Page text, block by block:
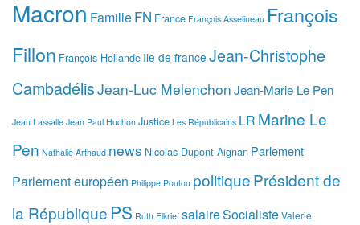
Macron FamilleFN France François Asselineau François
Fillon François Hollande Ile de france Jean-Christophe
CambadélisJean-Luc MelenchonJean-Marie Le Pen
Jean Lassalle Jean Paul Huchon Justice Les Républicains LR Marine Le
Pen Nathalie Arthaud news Nicolas Dupont-Aignan Parlement
Parlement européen Philippe Poutou politiquePrésident de
la République PS Ruth Elkrief salaireSocialisteValerie